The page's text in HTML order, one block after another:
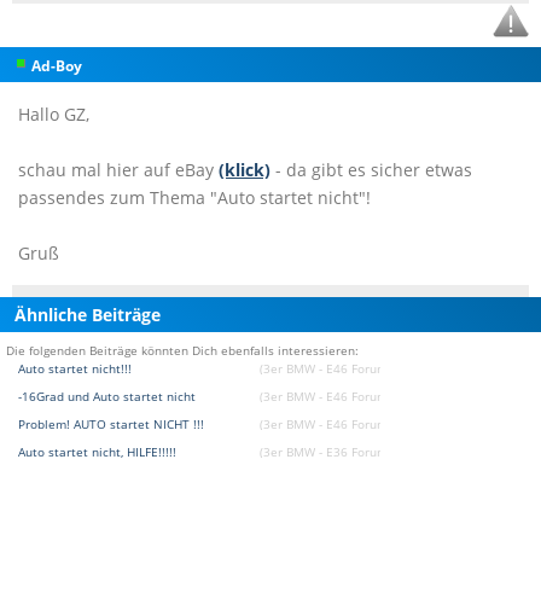
Ad-Boy
Hallo GZ,
schau mal hier auf eBay (klick) - da gibt es sicher etwas
passendes zum Thema "Auto startet nicht"!
Gruß
Ähnliche Beiträge
Die folgenden Beiträge könnten Dich ebenfalls interessieren:
Auto startet nicht!!!
(3er BMW - E46 Forum)
-16Grad und Auto startet nicht
(3er BMW - E46 Forum)
Problem! AUTO startet NICHT !!!
(3er BMW - E46 Forum)
Auto startet nicht, HILFE!!!!!
(3er BMW - E36 Forum)